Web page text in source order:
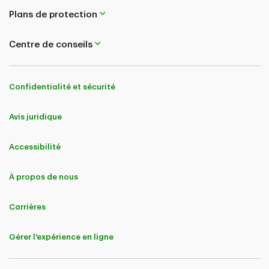
Plans de protection
Centre de conseils
Confidentialité et sécurité
Avis juridique
Accessibilité
À propos de nous
Carrières
Gérer l'expérience en ligne